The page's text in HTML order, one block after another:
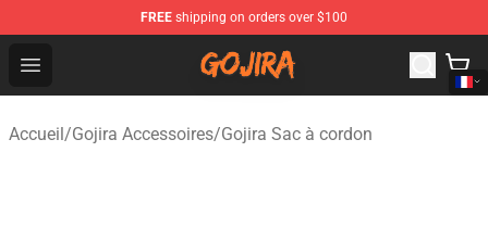
FREE shipping on orders over $100
Open menu
Gojira Shop - Official Gojira Merchandise Store
Accueil/Gojira Accessoires/Gojira Sac à cordon